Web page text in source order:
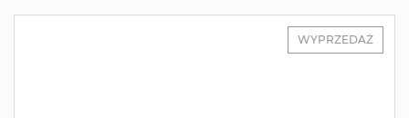
WYPRZEDAŻ